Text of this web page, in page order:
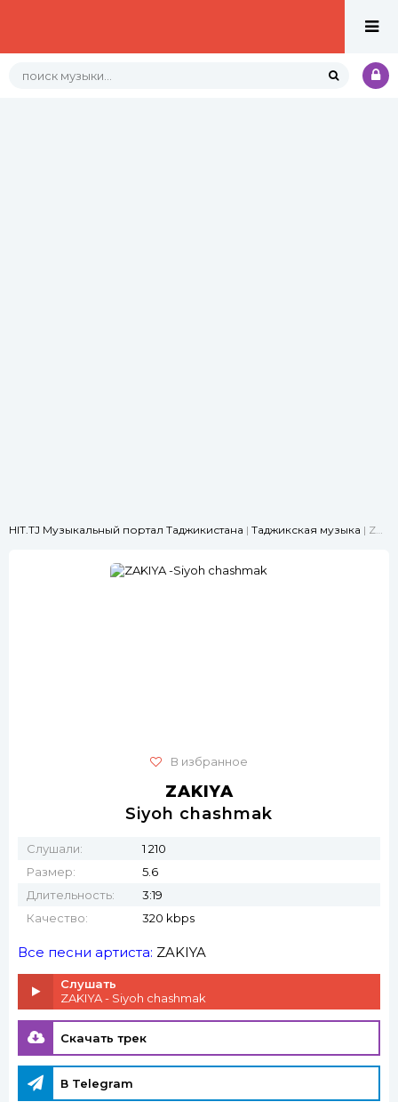
HIT.TJ Музыкальный портал Таджикистана | Таджикская музыка | ZAKIYA -Siyoh chashmak
В избранное
ZAKIYA
Siyoh chashmak
Слушали:
1 210
Размер:
5.6
Длительность:
3:19
Качество:
320 kbps
Все песни артиста: ZAKIYA
Слушать
ZAKIYA - Siyoh chashmak
Скачать трек
В Telegram